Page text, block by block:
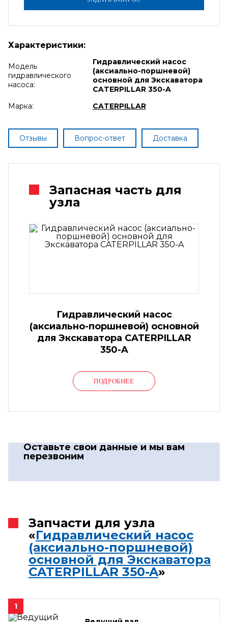
Характеристики:
Модель
гидравлического
насоса:
Гидравлический насос
(аксиально-поршневой)
основной для Экскаватора
CATERPILLAR 350-A
Марка:
CATERPILLAR
Отзывы Вопрос-ответ Доставка
Запасная часть для
узла
Гидравлический насос
(аксиально-поршневой) основной
для Экскаватора CATERPILLAR
350-A
ПОДРОБНЕЕ
Оставьте свои данные и мы вам
перезвоним
Запчасти для узла
«Гидравлический насос
(аксиально-поршневой)
основной для Экскаватора
CATERPILLAR 350-A»
1